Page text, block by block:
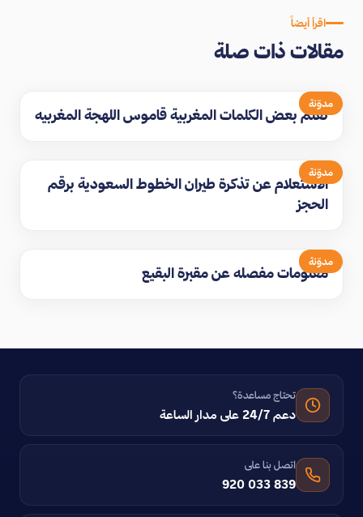
اقرأ أيضاً
مقالات ذات صلة
مدوّنة
تعلم بعض الكلمات المغربية قاموس اللهجة المغربيه
مدوّنة
الاستعلام عن تذكرة طيران الخطوط السعودية برقم
الحجز
مدوّنة
معلومات مفصله عن مقبرة البقيع
تحتاج مساعدة؟
دعم 24/7 على مدار الساعة
اتصل بنا على
920 033 839